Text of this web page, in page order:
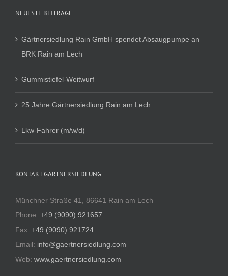
NEUESTE BEITRÄGE
Gärtnersiedlung Rain GmbH spendet Absaugpumpe an
BRK Rain am Lech
Gummistiefel-Weitwurf
25 Jahre Gärtnersiedlung Rain am Lech
Lkw-Fahrer (m/w/d)
KONTAKT GÄRTNERSIEDLUNG
Münchner Straße 41, 86641 Rain am Lech
Phone: +49 (9090) 921657
Fax: +49 (9090) 921724
Email: info@gaertnersiedlung.com
Web: www.gaertnersiedlung.com